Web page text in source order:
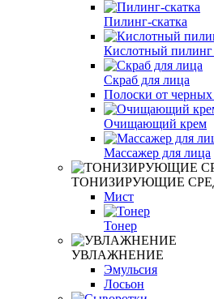
Пилинг-скатка
Кислотный пилинг
Скраб для лица
Полоски от черных
Очищающий крем
Массажер для лица
ТОНИЗИРУЮЩИЕ
Мист
Тонер
УВЛАЖНЕНИЕ
Эмульсия
Лосьон